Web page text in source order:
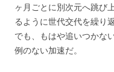
ヶ月ごとに別次元へ跳び
るように世代交代を繰り
でも、もはや追いつかな
例のない加速だ。